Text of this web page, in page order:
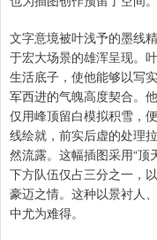
文字意境被叶浅予的墨线
于宏大场景的雄浑呈现。
生活底子，使他能够以写
军西进的气魄高度契合。
仅用峰顶留白模拟积雪，
线绘就，前实后虚的处理
然流露。这幅插图采用“顶
下方队伍仅占三分之一，
豪迈之情。这种以景衬人
中尤为难得。